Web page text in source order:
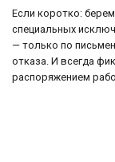
Если коротко:
специальных
— только по
отказа. И всегда
распоряжением